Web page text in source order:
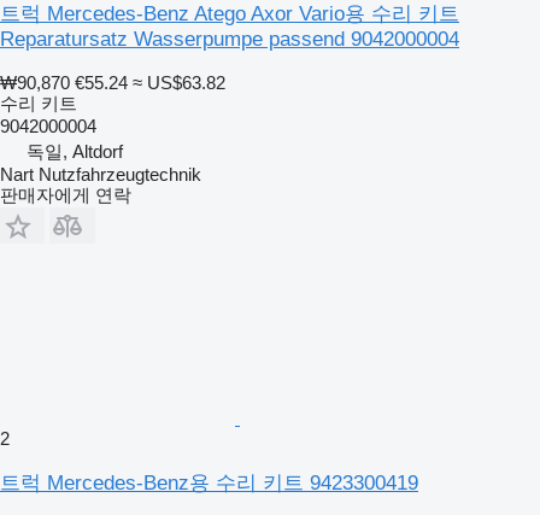
트럭 Mercedes-Benz Atego Axor Vario용 수리 키트
Reparatursatz Wasserpumpe passend 9042000004
₩90,870 €55.24 ≈ US$63.82
수리 키트
9042000004
독일, Altdorf
Nart Nutzfahrzeugtechnik
판매자에게 연락
2
트럭 Mercedes-Benz용 수리 키트 9423300419